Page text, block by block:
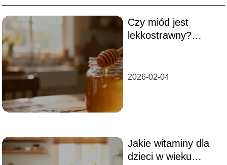
Czy miód jest
lekkostrawny?
2026-02-04
Jakie witaminy dla
dzieci w wieku